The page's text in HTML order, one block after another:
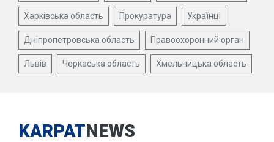
Харківська область Прокуратура Українці
Дніпропетровська область Правоохоронний орган
Львів Черкаська область Хмельницька область
KARPATNEWS